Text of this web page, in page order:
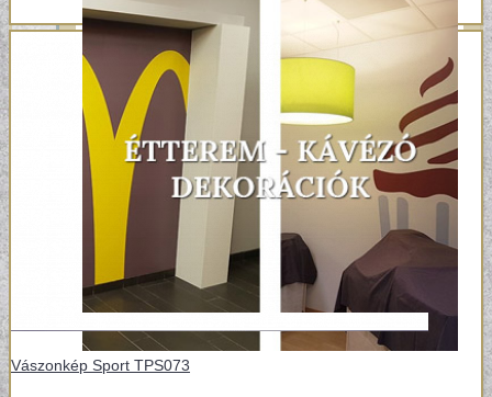
Vászonkép Sport TPS073